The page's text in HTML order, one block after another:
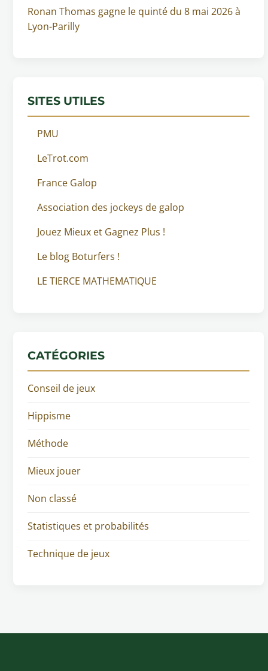
Ronan Thomas gagne le quinté du 8 mai 2026 à
Lyon-Parilly
SITES UTILES
PMU
LeTrot.com
France Galop
Association des jockeys de galop
Jouez Mieux et Gagnez Plus !
Le blog Boturfers !
LE TIERCE MATHEMATIQUE
CATÉGORIES
Conseil de jeux
Hippisme
Méthode
Mieux jouer
Non classé
Statistiques et probabilités
Technique de jeux